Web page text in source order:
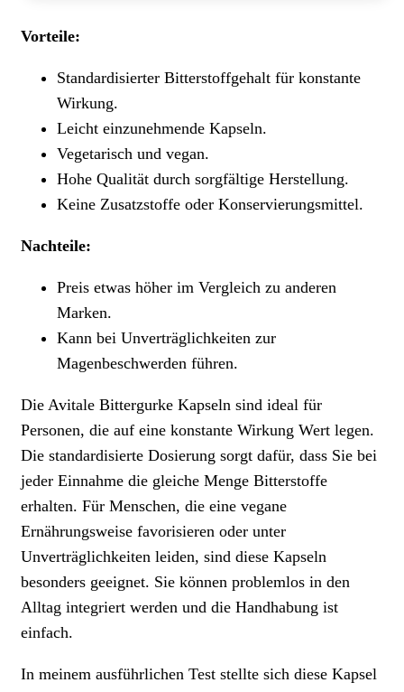
Vorteile:
Standardisierter Bitterstoffgehalt für konstante
Wirkung.
Leicht einzunehmende Kapseln.
Vegetarisch und vegan.
Hohe Qualität durch sorgfältige Herstellung.
Keine Zusatzstoffe oder Konservierungsmittel.
Nachteile:
Preis etwas höher im Vergleich zu anderen
Marken.
Kann bei Unverträglichkeiten zur
Magenbeschwerden führen.
Die Avitale Bittergurke Kapseln sind ideal für
Personen, die auf eine konstante Wirkung Wert legen.
Die standardisierte Dosierung sorgt dafür, dass Sie bei
jeder Einnahme die gleiche Menge Bitterstoffe
erhalten. Für Menschen, die eine vegane
Ernährungsweise favorisieren oder unter
Unverträglichkeiten leiden, sind diese Kapseln
besonders geeignet. Sie können problemlos in den
Alltag integriert werden und die Handhabung ist
einfach.
In meinem ausführlichen Test stellte sich diese Kapsel